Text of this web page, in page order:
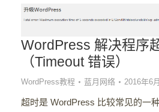
WordPress 解决程序
（Timeout 错误）
WordPress教程 蓝月网络 2016年6
超时是 WordPress 比较常见的一